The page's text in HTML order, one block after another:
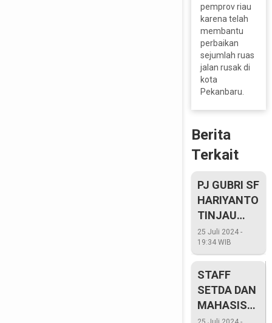
pemprov riau
karena telah
membantu
perbaikan
sejumlah ruas
jalan rusak di
kota
Pekanbaru.
Berita
Terkait
PJ GUBRI SF
HARIYANTO
TINJAU
JALAN
RUSAK DI
25 Juli 2024 -
19:34 WIB
STAFF
SETDA DAN
MAHASISWI
UI JUARA